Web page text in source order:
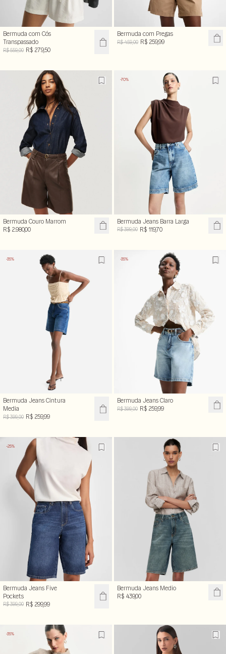
Bermuda com Cós
Transpassado
R$ 559,00 R$ 279,50
Bermuda com Pregas
R$ 459,00 R$ 259,99
Bermuda Couro Marrom
R$ 2.980,00
-70%
Bermuda Jeans Barra Larga
R$ 399,00 R$ 119,70
-35%
Bermuda Jeans Cintura
Media
R$ 399,00 R$ 259,99
-35%
Bermuda Jeans Claro
R$ 399,00 R$ 259,99
-25%
Bermuda Jeans Five
Pockets
R$ 399,00 R$ 299,99
Bermuda Jeans Medio
R$ 439,00
-35%